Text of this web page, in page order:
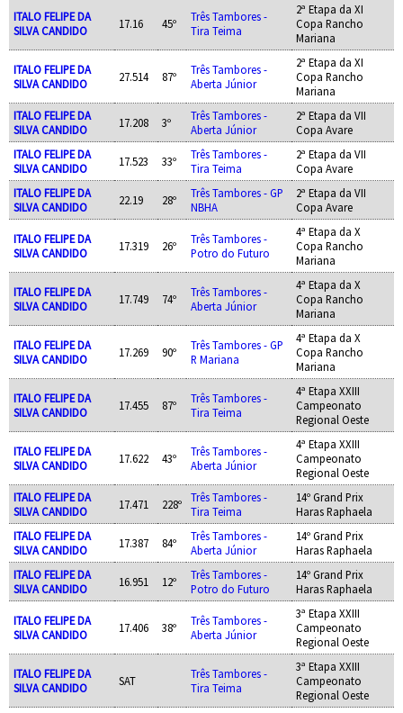
ITALO FELIPE DA
SILVA CANDIDO
17.16 45º
Três Tambores -
Tira Teima
2ª Etapa da XI
Copa Rancho
Mariana
ITALO FELIPE DA
SILVA CANDIDO
27.514 87º
Três Tambores -
Aberta Júnior
2ª Etapa da XI
Copa Rancho
Mariana
ITALO FELIPE DA
SILVA CANDIDO
17.208 3º
Três Tambores -
Aberta Júnior
2ª Etapa da VII
Copa Avare
ITALO FELIPE DA
SILVA CANDIDO
17.523 33º
Três Tambores -
Tira Teima
2ª Etapa da VII
Copa Avare
ITALO FELIPE DA
SILVA CANDIDO
22.19 28º
Três Tambores - GP
NBHA
2ª Etapa da VII
Copa Avare
ITALO FELIPE DA
SILVA CANDIDO
17.319 26º
Três Tambores -
Potro do Futuro
4ª Etapa da X
Copa Rancho
Mariana
ITALO FELIPE DA
SILVA CANDIDO
17.749 74º
Três Tambores -
Aberta Júnior
4ª Etapa da X
Copa Rancho
Mariana
ITALO FELIPE DA
SILVA CANDIDO
17.269 90º
Três Tambores - GP
R Mariana
4ª Etapa da X
Copa Rancho
Mariana
ITALO FELIPE DA
SILVA CANDIDO
17.455 87º
Três Tambores -
Tira Teima
4ª Etapa XXIII
Campeonato
Regional Oeste
ITALO FELIPE DA
SILVA CANDIDO
17.622 43º
Três Tambores -
Aberta Júnior
4ª Etapa XXIII
Campeonato
Regional Oeste
ITALO FELIPE DA
SILVA CANDIDO
17.471 228º
Três Tambores -
Tira Teima
14º Grand Prix
Haras Raphaela
ITALO FELIPE DA
SILVA CANDIDO
17.387 84º
Três Tambores -
Aberta Júnior
14º Grand Prix
Haras Raphaela
ITALO FELIPE DA
SILVA CANDIDO
16.951 12º
Três Tambores -
Potro do Futuro
14º Grand Prix
Haras Raphaela
ITALO FELIPE DA
SILVA CANDIDO
17.406 38º
Três Tambores -
Aberta Júnior
3ª Etapa XXIII
Campeonato
Regional Oeste
ITALO FELIPE DA
SILVA CANDIDO
SAT
Três Tambores -
Tira Teima
3ª Etapa XXIII
Campeonato
Regional Oeste